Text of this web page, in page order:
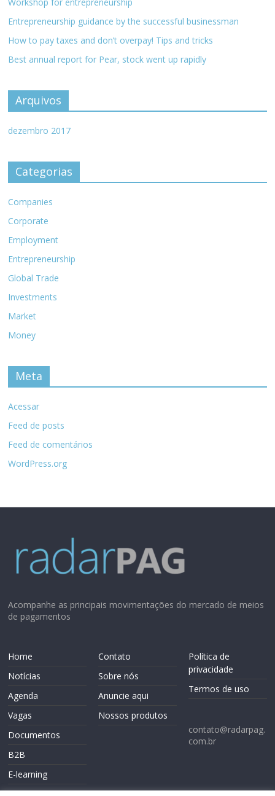
Entrepreneurship guidance by the successful businessman
How to pay taxes and don’t overpay! Tips and tricks
Best annual report for Pear, stock went up rapidly
Arquivos
dezembro 2017
Categorias
Companies
Corporate
Employment
Entrepreneurship
Global Trade
Investments
Market
Money
Meta
Acessar
Feed de posts
Feed de comentários
WordPress.org
Acompanhe as principais movimentações do mercado de meios
de pagamentos
Home
Notícias
Agenda
Vagas
Documentos
B2B
E-learning
Contato
Sobre nós
Anuncie aqui
Nossos produtos
Política de
privacidade
Termos de uso
contato@radarpag.
com.br